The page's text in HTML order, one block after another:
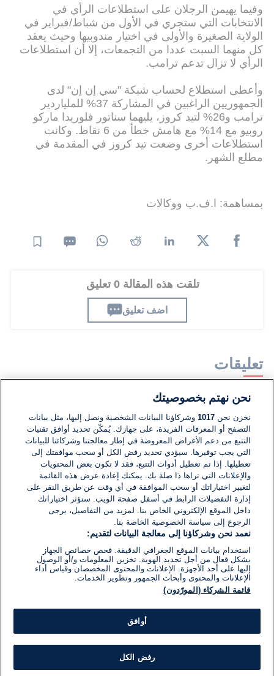
وفيما يهيمن الرجلان على استطلاعات الرأي في
الانتخابات التي ستجري في الأول من شباط/فبراير في
الولاية الصغيرة والأولى في اختيار مندوبيها وحيث يعقد
كل منهما السبت عددا من التجمعات، إلا أن استطلاعات
الرأي لا تزال تدعم ترامب.
وأعطى استطلاع لحساب شبكة "سي إن إن" لدى
الجمهوريين الراغبين في المشاركة 37% للملياردير
ترامب و26% لتيد كروز، يليهما سناتور فلوريدا ماركو
روبيو مع 14% مع هامش خطأ من 6 نقاط. وكانت
استطلاعات أخرى وضعت تيد كروز في المقدمة في
مطلع الشهر.
بمساهمة: ا.ف.ب ووكالات
تلقت هذه المقالة 0 تعليق
اضف تعليق
تعليقات
لا توجد تعليقات مكتوبة حتى الآن. كن الأول!
اكتب تعليقًا جديدًا ...
نحن نهتم بخصوصيتك
نخزن نحن1017 وشركاؤنا البيانات الشخصية ونصل إليها، مثل بيانات
التصفح أو المعرفات الفريدة، على جهازك. يُمكّن تحديد أوافق تقنيات
التتبع من دعم الأغراض المعروضة في إطار معالجتنا وشركائنا للبيانات
التي يجب توفيرها. سيؤدي تحديد رفض الكل أو سحب موافقتك إلى
تعطيلها. إذا تم تعطيل أدوات التتبع، فقد لا تكون بعض المحتويات
والإعلانات التي تراها ذا صلة بك. يمكنك إعادة عرض هذه القائمة
لتغيير اختياراتك أو سحب الموافقة في أي وقت عن طريق النقر على
إدارة التفضيلات الرابط في أسفل صفحة الويب. ستؤثر اختياراتك
داخل الموقع الإلكتروني الخاص بنا. لمزيد من التفاصيل، يرجى
الرجوع إلى سياسة الخصوصية الخاصة بنا.
نعمد نحن وشركاؤنا إلى معالجة البيانات لتقديم:
استخدام بيانات الموقع الجغرافي الدقيقة. فحص خصائص الجهاز
بشكل فعال من أجل تحديد الهوية. تخزين المعلومات و/أو الوصول
إليها على أحد الأجهزة. الإعلانات والمحتوى المخصصان وقياس أداء
الإعلانات والمحتوى وأبحاث الجمهور وتطوير الخدمات.
قائمة الشركاء (المورّدون)
أوافق
رفض الكل